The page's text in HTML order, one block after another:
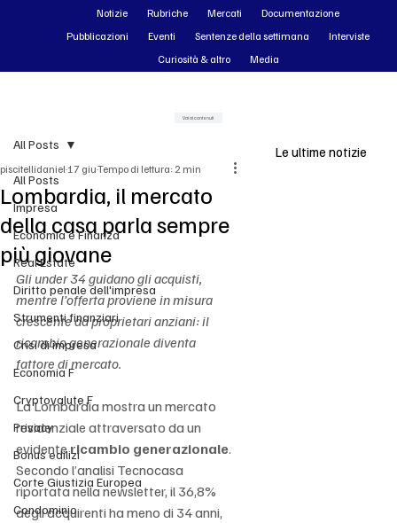
All Posts
Impresa
Economia e Finanza
Real Estate
Diritto penale dell'impresa
Strumenti finanziari
Crisi di impresa
Economia F
Cryptovalute F
Privacy
Bonus edilizi
Corte Giustizia Europea
Condominio
All Posts
Lombardia, il mercato
della casa parla sempre
più giovane
piscitellidaniel 17 giuTempo di lettura: 2 min
Gli under 34 guidano gli acquisti,
mentre l’offerta proviene in misura
crescente da proprietari anziani: il
ricambio generazionale diventa
fattore di mercato.
La Lombardia mostra un mercato
residenziale attraversato da un
evidente ricambio generazionale.
Secondo l’analisi Tecnocasa
riportata nella newsletter, il 36,8%
degli acquirenti ha meno di 34 anni,
Le ultime notizie
Notizie Rubriche Mercati
Documentazione
Pubblicazioni
Eventi Sentenze della settimana
Interviste
Curiosità & altro
Media
Vai ai contenuti